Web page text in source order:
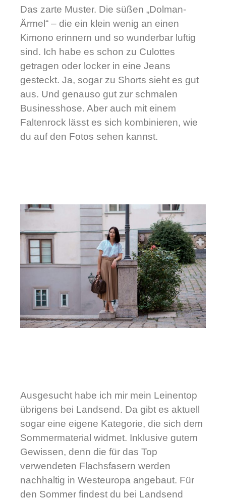
Das zarte Muster. Die süßen „Dolman-
Ärmel“ – die ein klein wenig an einen
Kimono erinnern und so wunderbar luftig
sind. Ich habe es schon zu Culottes
getragen oder locker in eine Jeans
gesteckt. Ja, sogar zu Shorts sieht es gut
aus. Und genauso gut zur schmalen
Businesshose. Aber auch mit einem
Faltenrock lässt es sich kombinieren, wie
du auf den Fotos sehen kannst.
Ausgesucht habe ich mir mein Leinentop
übrigens bei Landsend. Da gibt es aktuell
sogar eine eigene Kategorie, die sich dem
Sommermaterial widmet. Inklusive gutem
Gewissen, denn die für das Top
verwendeten Flachsfasern werden
nachhaltig in Westeuropa angebaut. Für
den Sommer findest du bei Landsend